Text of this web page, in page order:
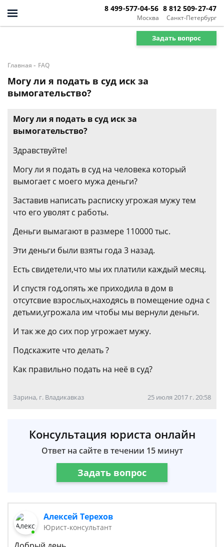
Москва
8 499-577-04-56
Санкт-Петербург
8 812 509-27-47
Задать вопрос
Главная - FAQ
Могу ли я подать в суд иск за
вымогательство?
Могу ли я подать в суд иск за
вымогательство?
Здравствуйте!
Могу ли я подать в суд на человека который
вымогает с моего мужа деньги?
Заставив написать расписку угрожая мужу тем
что его уволят с работы.
Деньги вымагают в размере 110000 тыс.
Эти деньги были взяты года 3 назад.
Есть свидетели,что мы их платили каждый месяц.
И спустя год,опять же приходила в дом в
отсутсвие взрослых,находясь в помещение одна с
детьми,угрожала им чтобы мы вернули деньги.
И так же до сих пор угрожает мужу.
Подскажите что делать ?
Как правильно подать на неё в суд?
Зарина, г. Владикавказ 25 июля 2017 г. 20:58
Консультация юриста онлайн
Ответ на сайте в течении 15 минут
Задать вопрос
Алексей Терехов
Юрист-консультант